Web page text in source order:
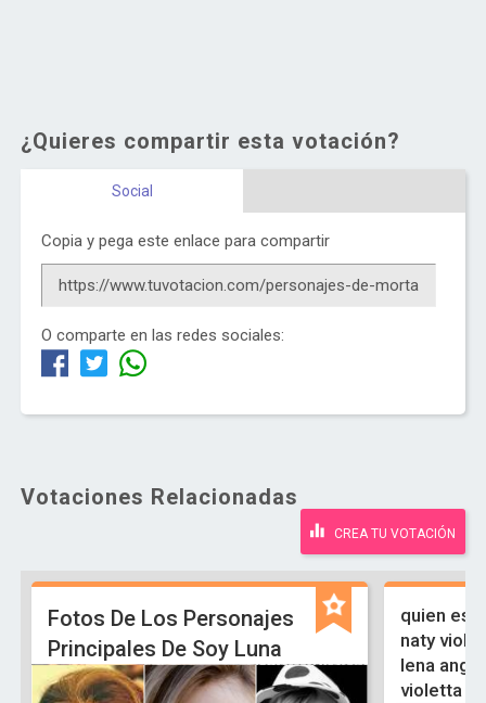
¿Quieres compartir esta votación?
Social
Copia y pega este enlace para compartir
O comparte en las redes sociales:
Votaciones Relacionadas
CREA TU VOTACIÓN
Fotos De Los Personajes
Principales De Soy Luna
quien es
naty
lena
violetta